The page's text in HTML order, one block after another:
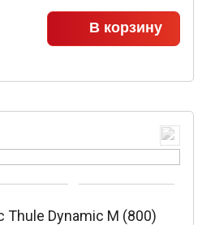
В корзину
Dynamic M (800)